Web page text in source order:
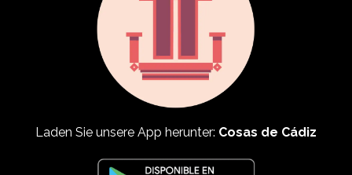
Laden Sie unsere App herunter: Cosas de Cádiz